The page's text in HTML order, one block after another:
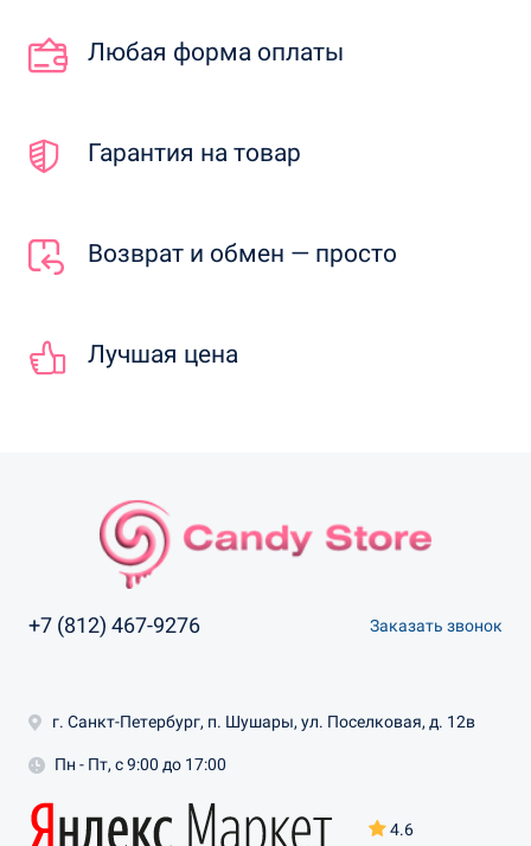
Любая форма оплаты
Гарантия на товар
Возврат и обмен — просто
Лучшая цена
+7 (812) 467-9276 Заказать звонок
4.6
г. Санкт-Петербург, п. Шушары, ул. Поселковая, д. 12в
Пн - Пт, с 9:00 до 17:00